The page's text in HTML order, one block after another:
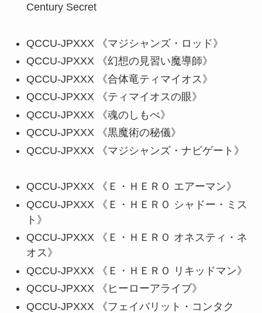
Century Secret
QCCU-JPXXX 《マジシャンズ・ロッド》
QCCU-JPXXX 《幻想の見習い魔導師》
QCCU-JPXXX 《合体竜ティマイオス》
QCCU-JPXXX 《ティマイオスの眼》
QCCU-JPXXX 《魂のしもべ》
QCCU-JPXXX 《黒魔術の秘儀》
QCCU-JPXXX 《マジシャンズ・ナビゲート》
QCCU-JPXXX 《Ｅ・ＨＥＲＯ エアーマン》
QCCU-JPXXX 《Ｅ・ＨＥＲＯ シャドー・ミス
ト》
QCCU-JPXXX 《Ｅ・ＨＥＲＯ オネスティ・ネ
オス》
QCCU-JPXXX 《Ｅ・ＨＥＲＯ リキッドマン》
QCCU-JPXXX 《ヒーローアライブ》
QCCU-JPXXX 《フェイバリット・コンタク